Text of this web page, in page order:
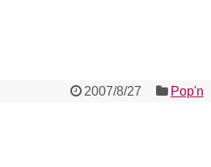
2007/8/27 Pop'n